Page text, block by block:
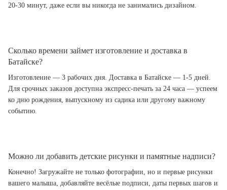
20-30 минут, даже если вы никогда не занимались дизайном.
Сколько времени займет изготовление и доставка в
Батайске?
Изготовление — 3 рабочих дня. Доставка в Батайске — 1-5 дней.
Для срочных заказов доступна экспресс-печать за 24 часа — успеем
ко дню рождения, выпускному из садика или другому важному
событию.
Можно ли добавить детские рисунки и памятные надписи?
Конечно! Загружайте не только фотографии, но и первые рисунки
вашего малыша, добавляйте весёлые подписи, даты первых шагов и